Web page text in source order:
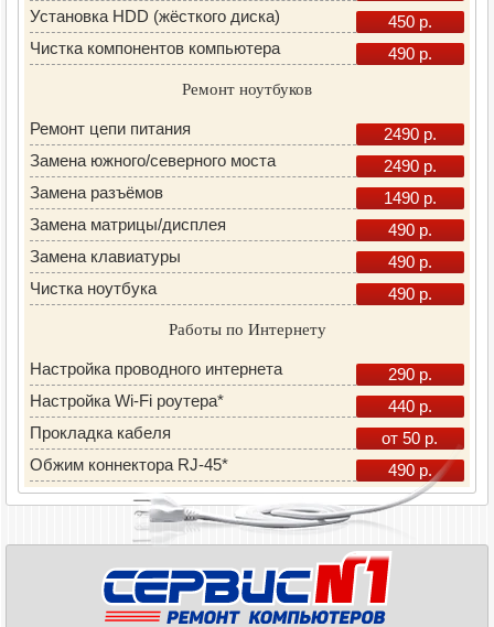
Установка HDD (жёсткого диска)
450 р.
Чистка компонентов компьютера
490 р.
Ремонт ноутбуков
Ремонт цепи питания
2490 р.
Замена южного/северного моста
2490 р.
Замена разъёмов
1490 р.
Замена матрицы/дисплея
490 р.
Замена клавиатуры
490 р.
Чистка ноутбука
490 р.
Работы по Интернету
Настройка проводного интернета
290 р.
Настройка Wi-Fi роутера*
440 р.
Прокладка кабеля
от 50 р.
Обжим коннектора RJ-45*
490 р.